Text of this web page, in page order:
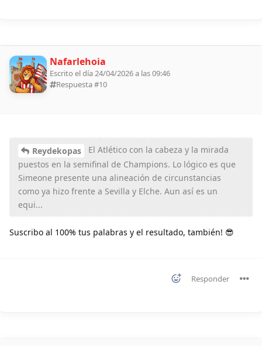
Nafarlehoia
Escrito el día 24/04/2026 a las 09:46
Respuesta #10
Reydekopas
El Atlético con la cabeza y la mirada
puestos en la semifinal de Champions. Lo lógico es que
Simeone presente una alineación de circunstancias
como ya hizo frente a Sevilla y Elche. Aun así es un
equi...
Suscribo al 100% tus palabras y el resultado, también! 😎
Responder